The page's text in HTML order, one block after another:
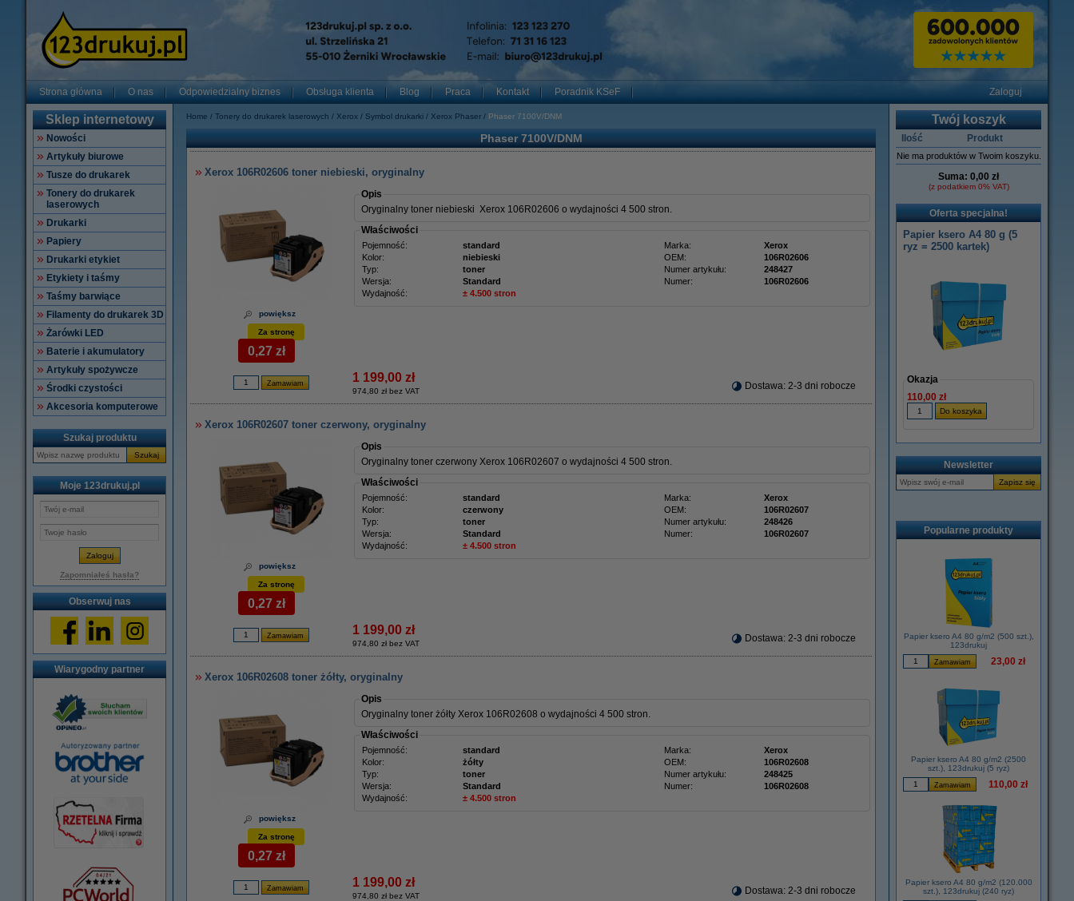
Strona główna O nas Odpowiedzialny biznes Obsługa klienta Blog Praca Kontakt Poradnik KSeF Zaloguj
Sklep internetowy
Nowości
Artykuły biurowe
Tusze do drukarek
Tonery do drukarek
laserowych
Drukarki
Papiery
Drukarki etykiet
Etykiety i taśmy
Taśmy barwiące
Filamenty do drukarek 3D
Żarówki LED
Baterie i akumulatory
Artykuły spożywcze
Środki czystości
Akcesoria komputerowe
Szukaj produktu
Szukaj
Moje 123drukuj.pl
Zapomniałeś hasła?
Obserwuj nas
Wiarygodny partner
Home Tonery do drukarek laserowych Xerox Symbol drukarki Xerox Phaser Phaser 7100V/DNM
Phaser 7100V/DNM
Xerox 106R02606 toner niebieski, oryginalny
powiększ
Opis
Oryginalny toner niebieski Xerox 106R02606 o wydajności 4 500 stron.
Właściwości
Pojemność: standard Marka:
Xerox
Kolor:
niebieski OEM:
106R02606
Typ:
toner Numer artykułu:
248427
Wersja:
Standard Numer:
106R02606
Wydajność:
± 4.500 stron
Za stronę
0,27 zł
1 199,00 zł
974,80 zł bez VAT Dostawa: 2-3 dni robocze
Xerox 106R02607 toner czerwony, oryginalny
powiększ
Opis
Oryginalny toner czerwony Xerox 106R02607 o wydajności 4 500 stron.
Właściwości
Pojemność: standard Marka:
Xerox
Kolor:
czerwony OEM:
106R02607
Typ:
toner Numer artykułu:
248426
Wersja:
Standard Numer:
106R02607
Wydajność:
± 4.500 stron
Za stronę
0,27 zł
1 199,00 zł
974,80 zł bez VAT Dostawa: 2-3 dni robocze
Xerox 106R02608 toner żółty, oryginalny
powiększ
Opis
Oryginalny toner żółty Xerox 106R02608 o wydajności 4 500 stron.
Właściwości
Pojemność: standard Marka:
Xerox
Kolor:
żółty OEM:
106R02608
Typ:
toner Numer artykułu:
248425
Wersja:
Standard Numer:
106R02608
Wydajność:
± 4.500 stron
Za stronę
0,27 zł
1 199,00 zł
974,80 zł bez VAT Dostawa: 2-3 dni robocze
Twój koszyk
Ilość Produkt
Nie ma produktów w Twoim koszyku.
Suma: 0,00 zł
(z podatkiem 0% VAT)
Oferta specjalna!
Papier ksero A4 80 g (5
ryz = 2500 kartek)
Okazja
110,00 zł
Newsletter
Popularne produkty
Papier ksero A4 80 g/m2 (500 szt.),
123drukuj
23,00 zł
Papier ksero A4 80 g/m2 (2500
szt.), 123drukuj (5 ryz)
110,00 zł
Papier ksero A4 80 g/m2 (120.000
szt.), 123drukuj (240 ryz)